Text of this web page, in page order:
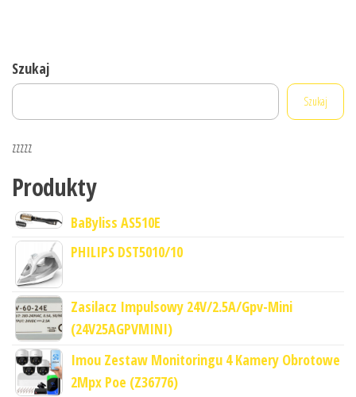
Szukaj
Szukaj
zzzzz
Produkty
BaByliss AS510E
PHILIPS DST5010/10
Zasilacz Impulsowy 24V/2.5A/Gpv-Mini
(24V25AGPVMINI)
Imou Zestaw Monitoringu 4 Kamery Obrotowe
2Mpx Poe (Z36776)